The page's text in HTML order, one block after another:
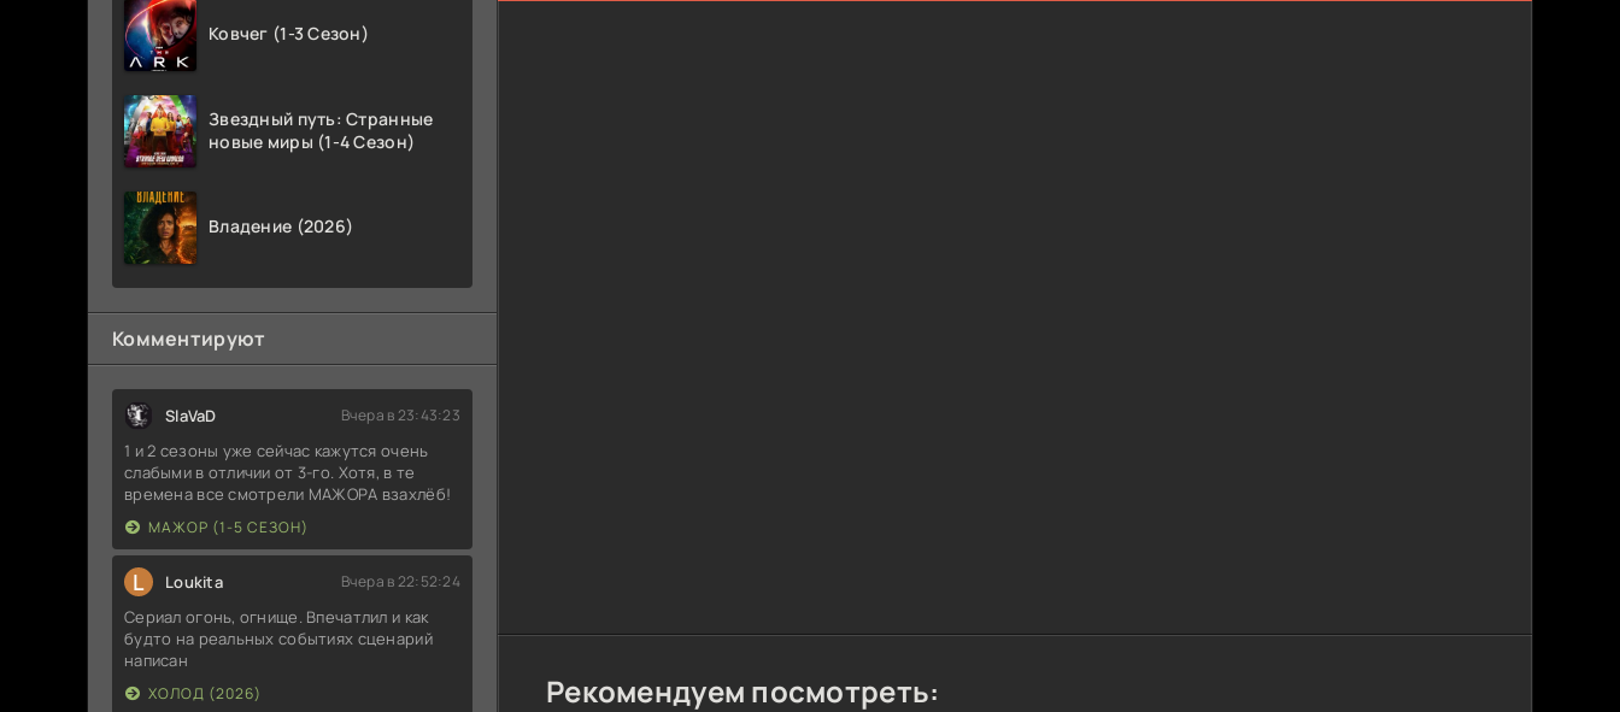
Ковчег (1-3 Сезон)
Звездный путь: Странные
новые миры (1-4 Сезон)
Владение (2026)
Комментируют
SlaVaD Вчера в 23:43:23
1 и 2 сезоны уже сейчас кажутся очень
слабыми в отличии от 3-го. Хотя, в те
времена все смотрели МАЖОРА взахлёб!
МАЖОР (1-5 СЕЗОН)
L Loukita Вчера в 22:52:24
Сериал огонь, огнище. Впечатлил и как
будто на реальных событиях сценарий
написан
ХОЛОД (2026) Рекомендуем посмотреть: